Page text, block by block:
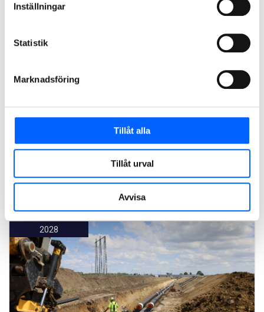
Inställningar
Statistik
Marknadsföring
Tillåt alla
Tillåt urval
Avvisa
Simanläggning Malmö
NCC bygger i samarbete med Malmö stadsfastigheter nya
Heleneholmsbadet i Malmö. Projektet är en
och det nya badhuset väntas stå klart i slutet av 2028.
2028